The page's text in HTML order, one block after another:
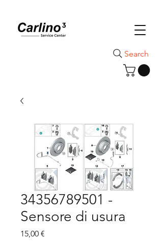
Search
34356789501 -
Sensore di usura
15,00 €